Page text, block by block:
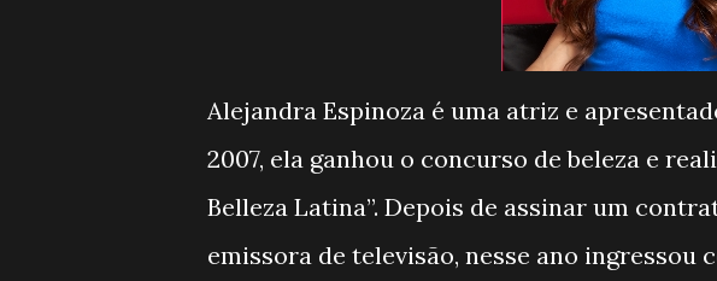
Alejandra Espinoza é uma atriz e
2007, ela ganhou o concurso de beleza e
Belleza Latina”. Depois de assinar um
emissora de televisão, nesse ano ingressou